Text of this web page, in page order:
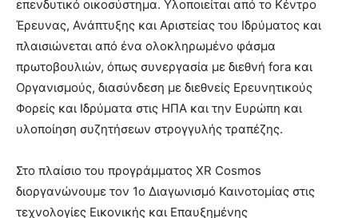
επενδυτικό οικοσύστημα. Υλοποιείται από το Κέντρο
Έρευνας, Ανάπτυξης και Αριστείας του Ιδρύματος και
πλαισιώνεται από ένα ολοκληρωμένο φάσμα
πρωτοβουλιών, όπως συνεργασία με διεθνή fora και
Οργανισμούς, διασύνδεση με διεθνείς Ερευνητικούς
Φορείς και Ιδρύματα στις ΗΠΑ και την Ευρώπη και
υλοποίηση συζητήσεων στρογγυλής τραπέζης.
Στο πλαίσιο του προγράμματος XR Cosmos
διοργανώνουμε τον 1ο Διαγωνισμό Καινοτομίας στις
τεχνολογίες Εικονικής και Επαυξημένης